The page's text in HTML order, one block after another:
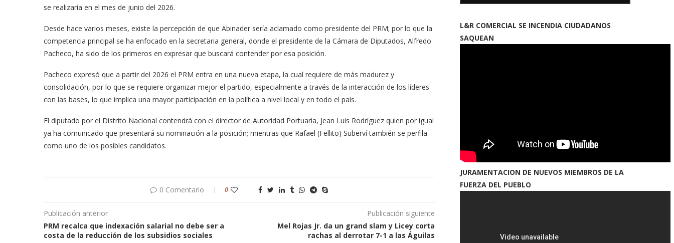
se realizaría en el mes de junio del 2026.
Desde hace varios meses, existe la percepción de que Abinader sería aclamado como presidente del PRM; por lo que la
competencia principal se ha enfocado en la secretaria general, donde el presidente de la Cámara de Diputados, Alfredo
Pacheco, ha sido de los primeros en expresar que buscará contender por esa posición.
Pacheco expresó que a partir del 2026 el PRM entra en una nueva etapa, la cual requiere de más madurez y
consolidación, por lo que se requiere organizar mejor el partido, especialmente a través de la interacción de los líderes
con las bases, lo que implica una mayor participación en la política a nivel local y en todo el país.
El diputado por el Distrito Nacional contendrá con el director de Autoridad Portuaria, Jean Luis Rodríguez quien por igual
ya ha comunicado que presentará su nominación a la posición; mientras que Rafael (Fellito) Suberví también se perfila
como uno de los posibles candidatos.
0 Comentario 0
Publicación anterior
PRM recalca que indexación salarial no debe ser a
costa de la reducción de los subsidios sociales
Publicación siguiente
Mel Rojas Jr. da un grand slam y Licey corta
rachas al derrotar 7-1 a las Águilas
L&R COMERCIAL SE INCENDIA CIUDADANOS
SAQUEAN
JURAMENTACION DE NUEVOS MIEMBROS DE LA
FUERZA DEL PUEBLO